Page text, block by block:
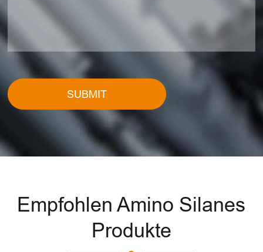
SUBMIT
Empfohlen Amino Silanes
Produkte